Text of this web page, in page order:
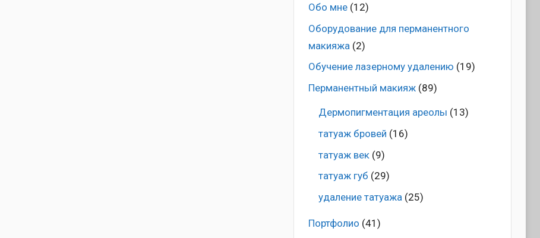
Обо мне(12)
Оборудование для перманентного
макияжа (2)
Обучение лазерному удалению (19)
Перманентный макияж(89)
Дермопигментация ареолы (13)
татуаж бровей (16)
татуаж век(9)
татуаж губ (29)
удаление татуажа(25)
Портфолио (41)